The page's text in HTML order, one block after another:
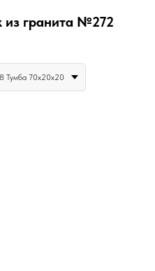
из гранита №272
Тумба 70х20х20